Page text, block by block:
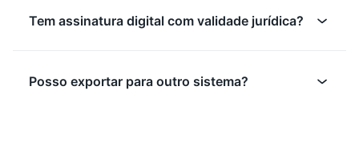
Tem assinatura digital com validade jurídica?
Posso exportar para outro sistema?